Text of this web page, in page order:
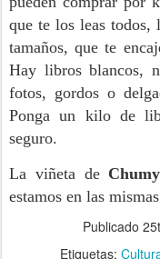
que te los leas todos,
tamaños, que te
Hay libros blancos,
fotos, gordos o
Ponga un kilo de
seguro.
La viñeta de
estamos en las
Publicado
Etiquetas: